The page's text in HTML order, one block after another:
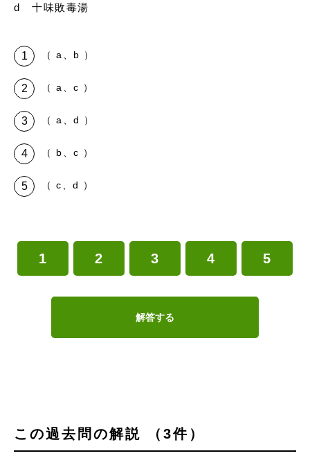
d 十味敗毒湯
（ a、b ）
（ a、c ）
（ a、d ）
（ b、c ）
（ c、d ）
1 2 3 4 5
解答する
この過去問の解説 （3件）